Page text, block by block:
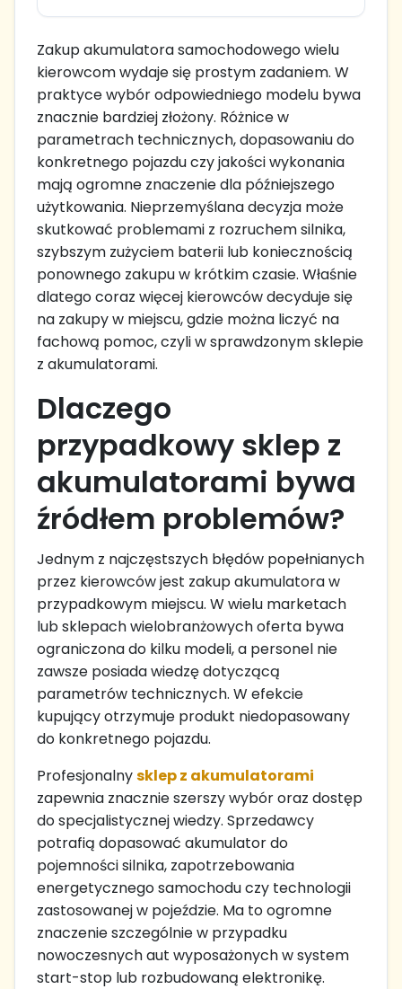
Zakup akumulatora samochodowego wielu
kierowcom wydaje się prostym zadaniem. W
praktyce wybór odpowiedniego modelu bywa
znacznie bardziej złożony. Różnice w
parametrach technicznych, dopasowaniu do
konkretnego pojazdu czy jakości wykonania
mają ogromne znaczenie dla późniejszego
użytkowania. Nieprzemyślana decyzja może
skutkować problemami z rozruchem silnika,
szybszym zużyciem baterii lub koniecznością
ponownego zakupu w krótkim czasie. Właśnie
dlatego coraz więcej kierowców decyduje się
na zakupy w miejscu, gdzie można liczyć na
fachową pomoc, czyli w sprawdzonym sklepie
z akumulatorami.
Dlaczego
przypadkowy sklep z
akumulatorami bywa
źródłem problemów?
Jednym z najczęstszych błędów popełnianych
przez kierowców jest zakup akumulatora w
przypadkowym miejscu. W wielu marketach
lub sklepach wielobranżowych oferta bywa
ograniczona do kilku modeli, a personel nie
zawsze posiada wiedzę dotyczącą
parametrów technicznych. W efekcie
kupujący otrzymuje produkt niedopasowany
do konkretnego pojazdu.
Profesjonalnysklep z akumulatorami
zapewnia znacznie szerszy wybór oraz dostęp
do specjalistycznej wiedzy. Sprzedawcy
potrafią dopasować akumulator do
pojemności silnika, zapotrzebowania
energetycznego samochodu czy technologii
zastosowanej w pojeździe. Ma to ogromne
znaczenie szczególnie w przypadku
nowoczesnych aut wyposażonych w system
start-stop lub rozbudowaną elektronikę.